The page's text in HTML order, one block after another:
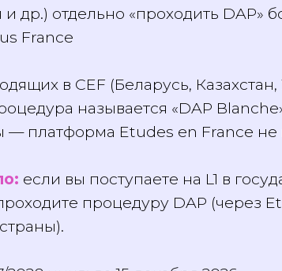
и др.) отдельно «проходить
в CEF (Беларусь,
называется «DAP
если вы поступаете на L1 в
проходите процедуру DAP